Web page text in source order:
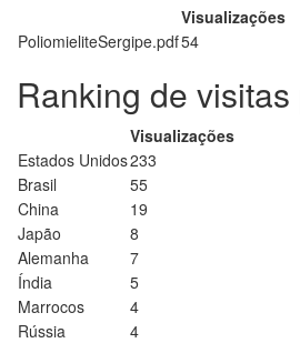
Visualizações
PoliomieliteSergipe.pdf54
Ranking de
Visualizações
Estados Unidos233
Brasil
55
China
19
Japão
8
Alemanha
7
Índia
5
Marrocos
4
Rússia
4